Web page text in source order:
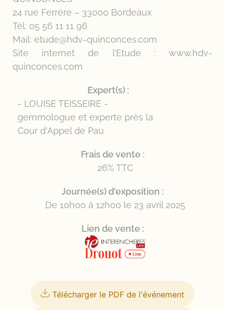
24 rue Ferrère – 33000 Bordeaux
Tél: 05 56 11 11 96
Mail: etude@hdv-quinconces.com
Site internet de l’Etude : www.hdv-
quinconces.com
Expert(s) :
- LOUISE TEISSEIRE -
gemmologue et experte près la
Cour d'Appel de Pau
Frais de vente :
26% TTC
Journée(s) d'exposition :
De 10h00 à 12h00 le 23 avril 2025
Lien de vente :
Télécharger le PDF de l'événement